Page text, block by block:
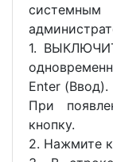
системным
1.
Enter (Ввод).
При
кнопку.
2. Нажмите